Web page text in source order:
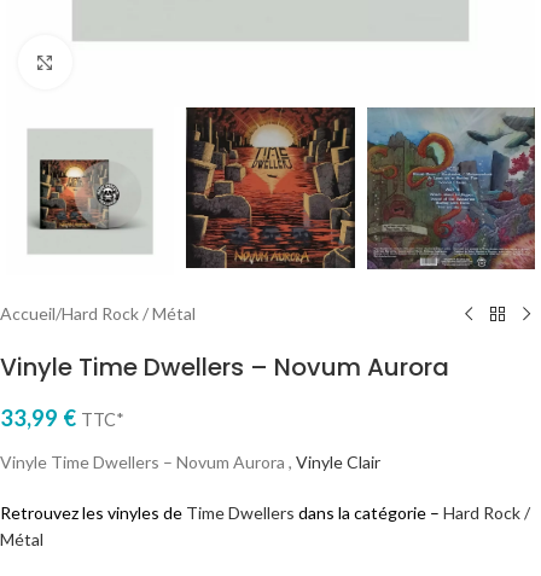
Accueil/Hard Rock / Métal
Vinyle Time Dwellers – Novum Aurora
33,99 € TTC*
Vinyle Time Dwellers – Novum Aurora , Vinyle Clair
Retrouvez les vinyles de Time Dwellers dans la catégorie – Hard Rock /
Métal